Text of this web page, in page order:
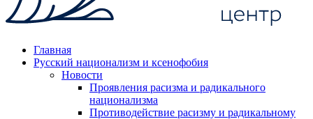
Главная
Русский национализм и ксенофобия
Новости
Проявления расизма и радикального
национализма
Противодействие расизму и радикальному